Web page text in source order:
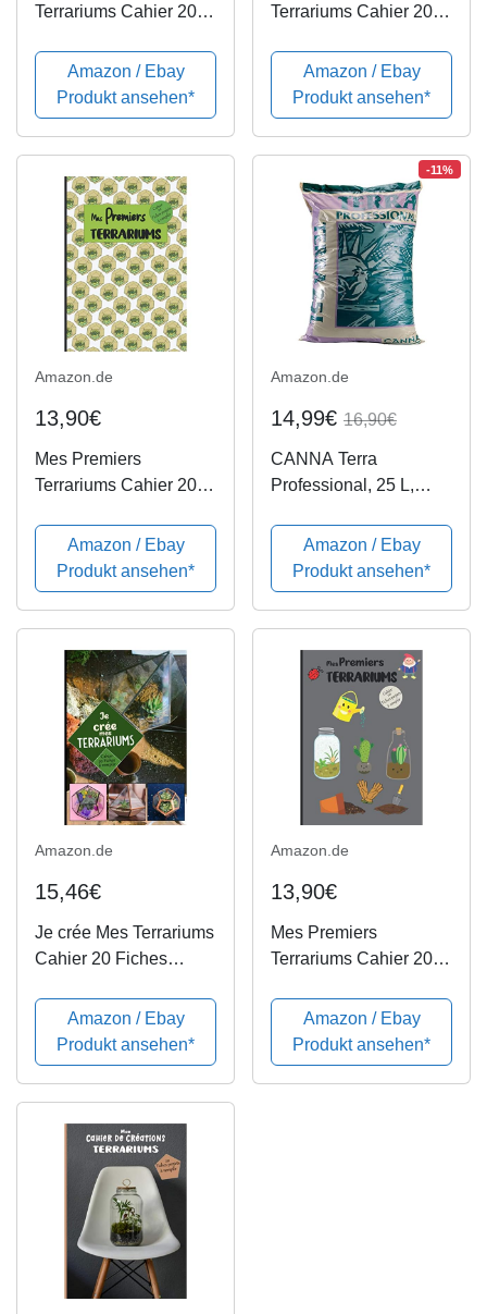
Terrariums Cahier 20
remplir: Carnet de
suivi, livre de bord à
compléter pour noter
ses créations | Mini
Amazon / Ebay
Produkt ansehen*
Terrariums Cahier 20
remplir: Carnet, livre de
bord à compléter pour
noter et répertorier ses
créations | Mini jardin
Amazon / Ebay
Produkt ansehen*
Amazon.de
13,90€
Mes Premiers
Terrariums Cahier 20
remplir: Carnet, livre de
bord à compléter pour
noter et répertorier ses
créations | Mini jardin
Amazon / Ebay
Produkt ansehen*
-11%
Amazon.de
14,99€ 16,90€
CANNA Terra
Professional, 25 L,
Amazon / Ebay
Produkt ansehen*
Amazon.de
15,46€
Je crée Mes Terrariums
Cahier 20 Fiches
Carnet, livre de bord à
compléter pour noter et
répertorier ses
créations | Mini jardin
Amazon / Ebay
Produkt ansehen*
Amazon.de
13,90€
Mes Premiers
Terrariums Cahier 20
remplir: Carnet, livre de
bord à compléter pour
noter et répertorier ses
créations | Mini jardin
Amazon / Ebay
Produkt ansehen*